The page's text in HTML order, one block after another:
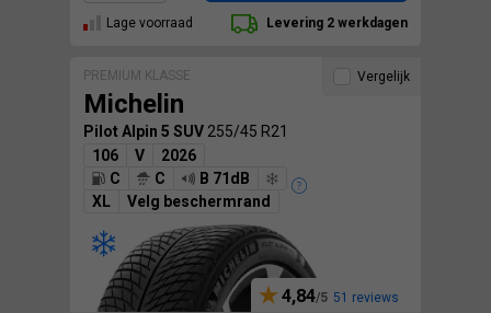
Lage voorraad Levering 2 werkdagen
PREMIUM KLASSE
Michelin
Pilot Alpin 5 SUV 255/45 R21
106
V
2026
C
C
B 71dB
XL
Velg beschermrand
4,84 51 reviews
Vergelijk